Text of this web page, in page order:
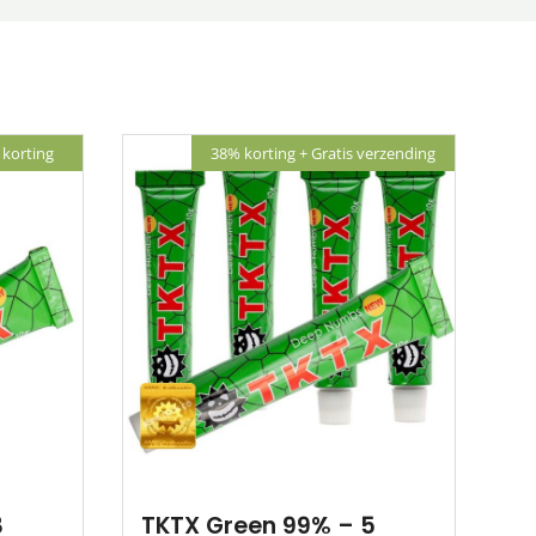
korting 38% korting + Gratis verzending
TKTX Green 99% – 5